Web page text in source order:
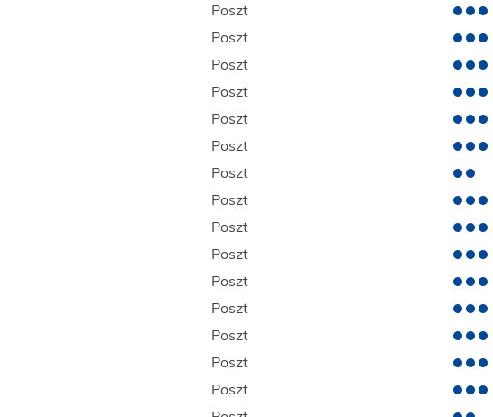
Poszt
Poszt
Poszt
Poszt
Poszt
Poszt
Poszt
Poszt
Poszt
Poszt
Poszt
Poszt
Poszt
Poszt
Poszt